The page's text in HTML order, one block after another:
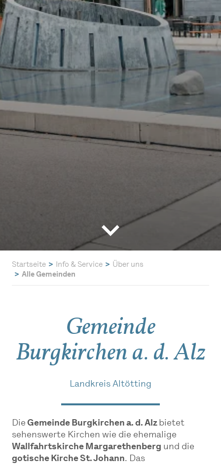
Startseite Info & Service
Über uns
Alle Gemeinden
Gemeinde
Burgkirchen a. d. Alz
Landkreis Altötting
Die Gemeinde Burgkirchen a. d. Alz bietet
sehenswerte Kirchen wie die ehemalige
Wallfahrtskirche Margarethenberg und die
gotische Kirche St. Johann. Das